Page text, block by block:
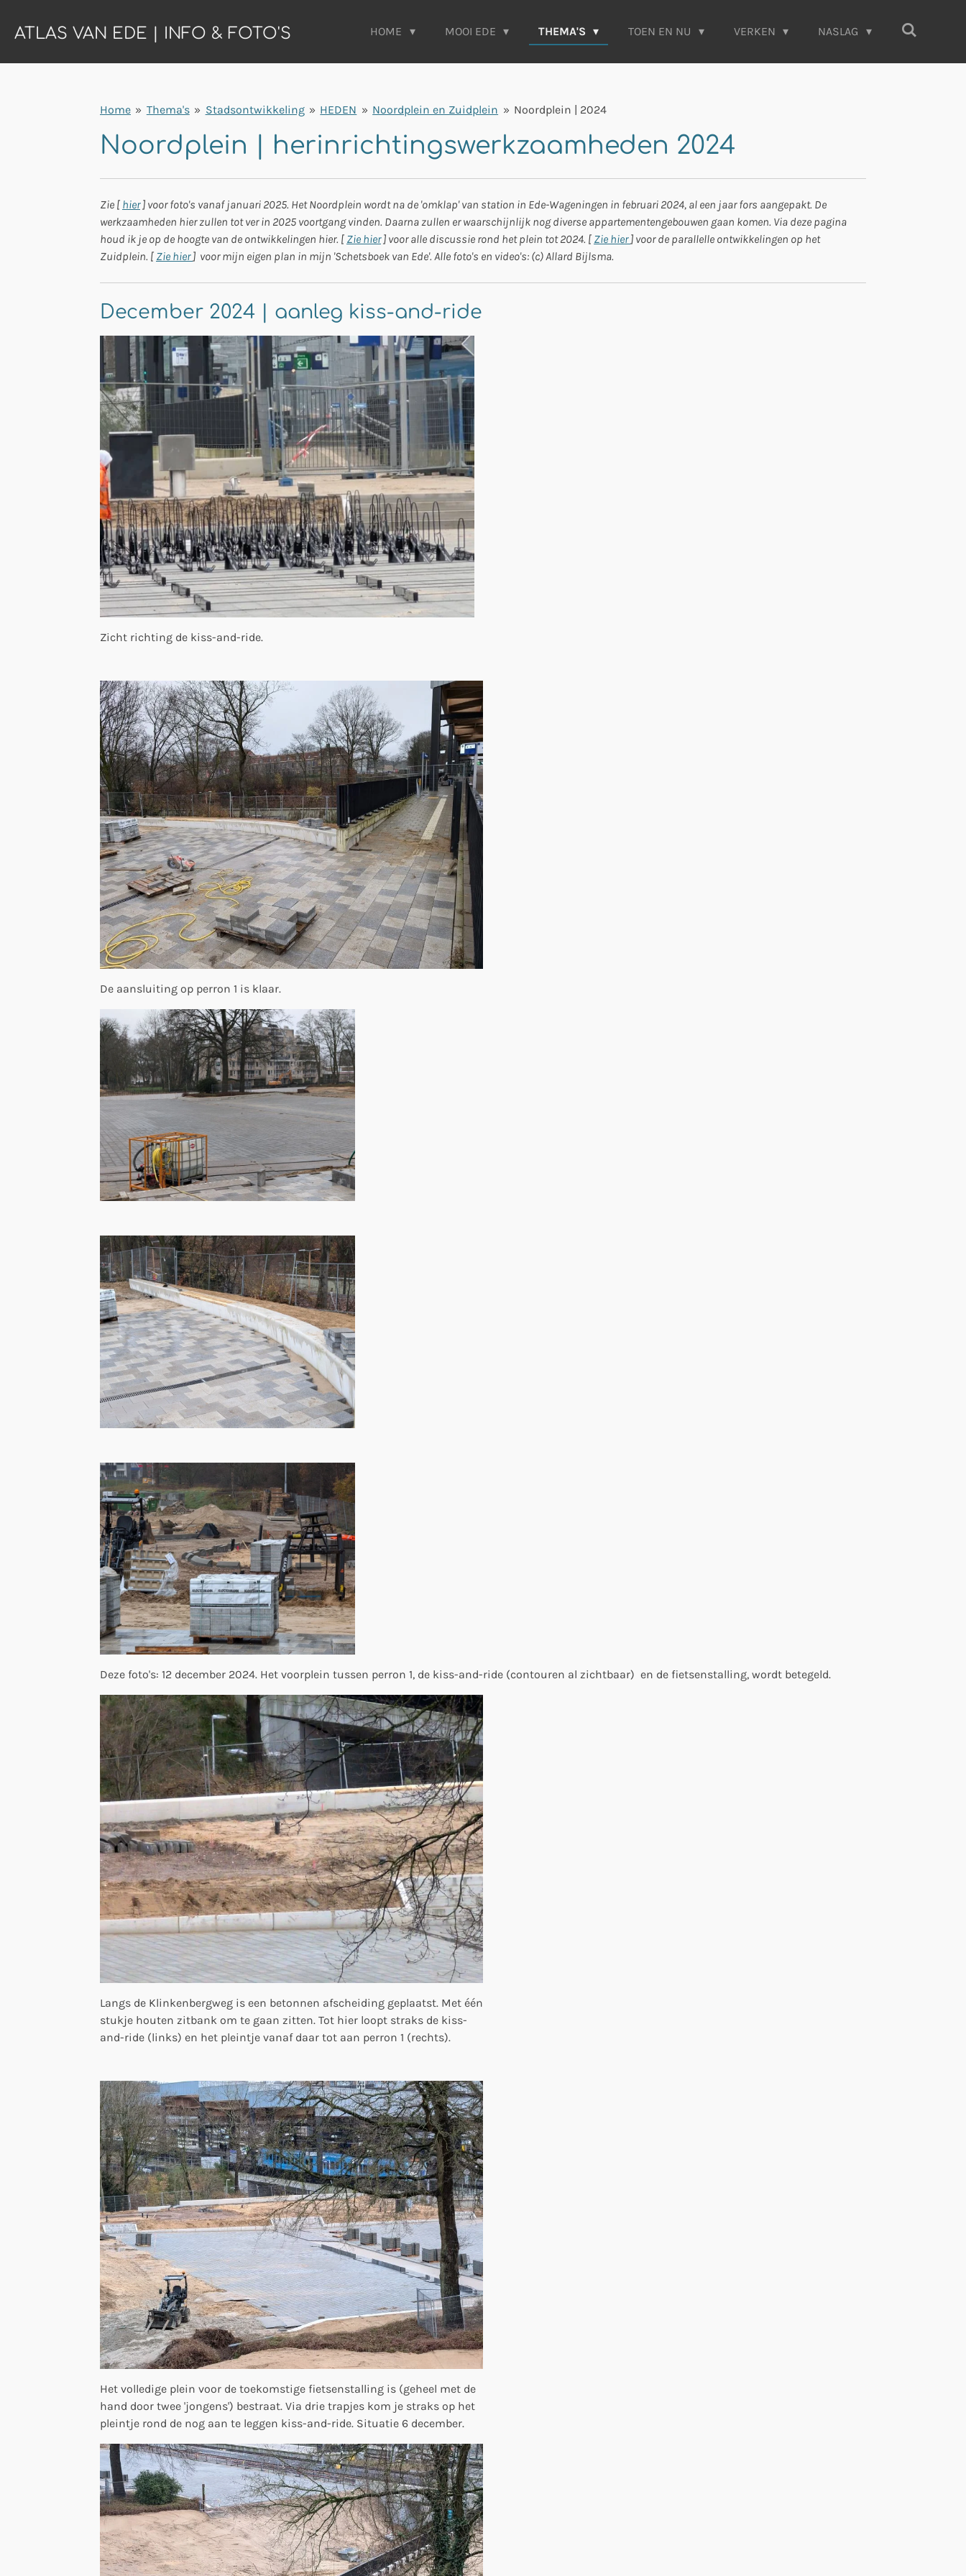
direct
de
ATLAS VAN EDE | INFO & FOTO'S HOME MOOI EDE THEMA'S TOEN EN NU VERKEN NASLAG
Home » Thema's » Stadsontwikkeling » HEDEN » Noordplein en Zuidplein » Noordplein | 2024
Noordplein | herinrichtingswerkzaamheden 2024
Zie [ hier] voor foto's vanaf januari 2025. Het Noordplein wordt na de 'omklap' van station in Ede-Wageningen in februari 2024, al een jaar fors aangepakt. De
werkzaamheden hier zullen tot ver in 2025 voortgang vinden. Daarna zullen er waarschijnlijk nog diverse appartementengebouwen gaan komen. Via deze pagina
houd ik je op de hoogte van de ontwikkelingen hier. [ Zie hier] voor alle discussie rond het plein tot 2024. [ Zie hier] voor de parallelle ontwikkelingen op het
Zuidplein. [ Zie hier] voor mijn eigen plan in mijn 'Schetsboek van Ede'. Alle foto's en video's: (c) Allard Bijlsma.
December 2024 | aanleg kiss-and-ride
Zicht richting de kiss-and-ride.
De aansluiting op perron 1 is klaar.
Deze foto's: 12 december 2024. Het voorplein tussen perron 1, de kiss-and-ride (contouren al zichtbaar) en de fietsenstalling, wordt betegeld.
Langs de Klinkenbergweg is een betonnen afscheiding geplaatst. Met één
stukje houten zitbank om te gaan zitten. Tot hier loopt straks de kiss-
and-ride (links) en het pleintje vanaf daar tot aan perron 1 (rechts).
Het volledige plein voor de toekomstige fietsenstalling is (geheel met de
hand door twee 'jongens') bestraat. Via drie trapjes kom je straks op het
pleintje rond de nog aan te leggen kiss-and-ride. Situatie 6 december.